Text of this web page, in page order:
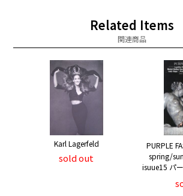
Related Items
関連商品
Karl Lagerfeld
sold out
PURPLE
spring/
isuue15 パ